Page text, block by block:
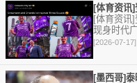
[体育资讯
现身时代
本站，24
[2026-07-17]